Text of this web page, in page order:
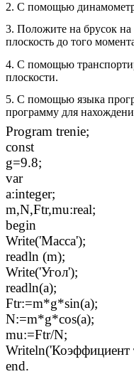
2. С помощью
3. Положите на брусок
плоскость до того
4. С помощью
плоскости.
5. С помощью языка
программу для
Program trenie;
const
g=9.8;
var
a:integer;
m,N,Ftr,mu:real;
begin
Write('Масса');
readln (m);
Write('Угол');
readln(a);
Ftr:=m*g*sin(a);
N:=m*g*cos(a);
mu:=Ftr/N;
Writeln('Коэффициент
end.